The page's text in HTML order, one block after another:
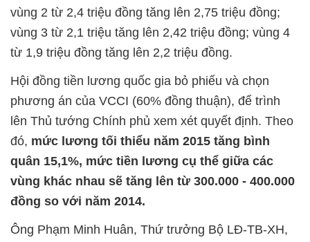
vùng 2 từ 2,4 triệu đồng tăng lên 2,75 triệu đồng;
vùng 3 từ 2,1 triệu tăng lên 2,42 triệu đồng; vùng 4
từ 1,9 triệu đồng tăng lên 2,2 triệu đồng.
Hội đồng tiền lương quốc gia bỏ phiếu và chọn
phương án của VCCI (60% đồng thuận), để trình
lên Thủ tướng Chính phủ xem xét quyết định. Theo
đó, mức lương tối thiểu năm 2015 tăng bình
quân 15,1%, mức tiền lương cụ thể giữa các
vùng khác nhau sẽ tăng lên từ 300.000 - 400.000
đồng so với năm 2014.
Ông Phạm Minh Huân, Thứ trưởng Bộ LĐ-TB-XH,